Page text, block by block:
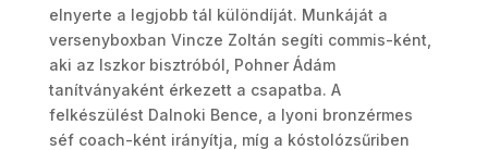
elnyerte a legjobb tál különdíját. Munkáját a
versenyboxban Vincze Zoltán segíti commis-ként,
aki az Iszkor bisztróból, Pohner Ádám
tanítványaként érkezett a csapatba. A
felkészülést Dalnoki Bence, a lyoni bronzérmes
séf coach-ként irányítja, míg a kóstolózsűriben